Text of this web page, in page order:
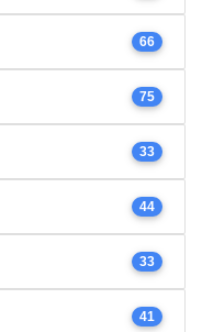
66
75
33
44
33
41